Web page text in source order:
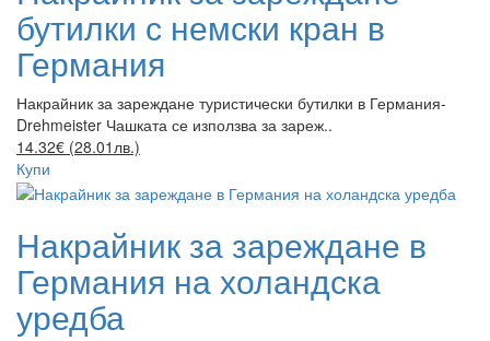
бутилки с немски кран в
Германия
Накрайник за зареждане туристически бутилки в Германия-
Drehmeister Чашката се използва за зареж..
14.32€ (28.01лв.)
Купи
Накрайник за зареждане в
Германия на холандска
уредба